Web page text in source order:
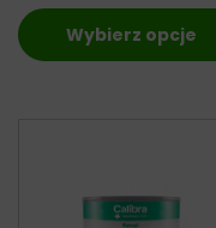
Wybierz opcje